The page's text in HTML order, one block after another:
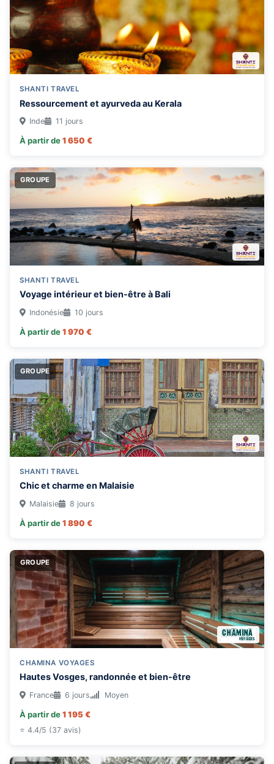
Chypre
Colombie
Espagne
Ethiopie
France
Indonésie
Italie
Jordanie
Madagascar
Malaisie
Maroc
Maurice
Nicaragua
Ouzbékistan
Portugal
Seychelles
Slovénie
Sri Lanka
Tanzanie
Thailande
SHANTI TRAVEL
Ressourcement et ayurveda au Kerala
Inde 11 jours
À partir de1 650 €
GROUPE
SHANTI TRAVEL
Voyage intérieur et bien-être à Bali
Indonésie 10 jours
À partir de1 970 €
GROUPE
SHANTI TRAVEL
Chic et charme en Malaisie
Malaisie 8 jours
À partir de1 890 €
GROUPE
CHAMINA VOYAGES
Hautes Vosges, randonnée et bien-être
France 6 jours Moyen
À partir de1 195 €
⭐ 4.4/5 (37 avis)